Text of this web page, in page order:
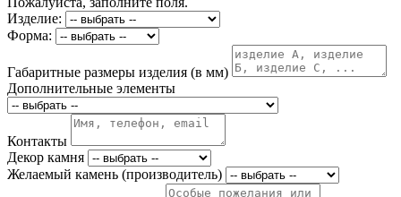
Изделие:
Форма:
Габаритные размеры изделия (в мм)
Дополнительные элементы
Контакты
Декор камня
Желаемый камень (производитель)